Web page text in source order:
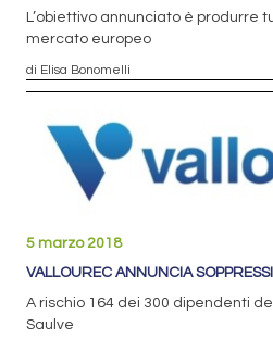
L’obiettivo annunciato è produrre
mercato europeo
di Elisa Bonomelli
5 marzo 2018
VALLOUREC ANNUNCIA
A rischio 164 dei 300 dipendenti
Saulve